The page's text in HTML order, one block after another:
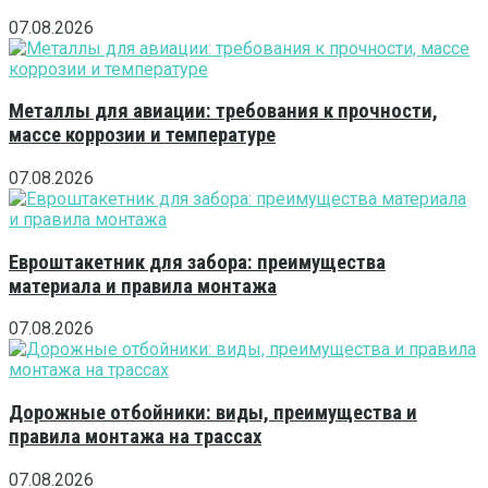
07.08.2026
Металлы для авиации: требования к прочности,
массе коррозии и температуре
07.08.2026
Евроштакетник для забора: преимущества
материала и правила монтажа
07.08.2026
Дорожные отбойники: виды, преимущества и
правила монтажа на трассах
07.08.2026